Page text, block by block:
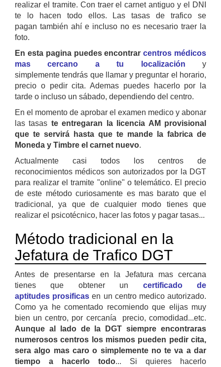
realizar el tramite. Con traer el carnet antiguo y el DNI
te lo hacen todo ellos. Las tasas de trafico se
pagan también ahí e incluso no es necesario traer la
foto.
En esta pagina puedes encontrarcentros médicos
mas cercano a tu localización y
simplemente tendrás que llamar y preguntar el horario,
precio o pedir cita. Ademas puedes hacerlo por la
tarde o incluso un sábado, dependiendo del centro.
En el momento de aprobar el examen medico y abonar
las tasas te entregaran la licencia AM provisional
que te servirá hasta que te mande la fabrica de
Moneda y Timbre el carnet nuevo.
Actualmente casi todos los centros de
reconocimientos médicos son autorizados por la DGT
para realizar el tramite "online" o telemático. El precio
de este método curiosamente es mas barato que el
tradicional, ya que de cualquier modo tienes que
realizar el psicotécnico, hacer las fotos y pagar tasas...
Método tradicional en la
Jefatura de Trafico DGT
Antes de presentarse en la Jefatura mas cercana
tienes que obtener un certificado de
aptitudes prosificas en un centro medico autorizado.
Como ya he comentado recomiendo que elijas muy
bien un centro, por cercanía precio, comodidad...etc.
Aunque al lado de la DGT siempre encontraras
numerosos centros los mismos pueden pedir cita,
sera algo mas caro o simplemente no te va a dar
tiempo a hacerlo todo... Si quieres hacerlo